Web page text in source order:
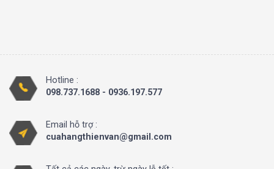
Hotline :
098.737.1688 - 0936.197.577
Email hỗ trợ :
cuahangthienvan@gmail.com